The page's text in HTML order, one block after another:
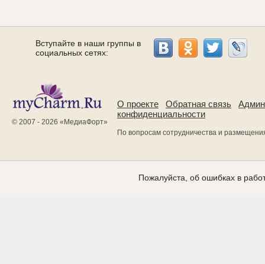
Вступайте в наши группы в
социальных сетях:
© 2007 - 2026 « МедиаФорт»
О проекте Обратная связь
конфиденциальности
По вопросам сотрудничества и
Пожалуйста, об ошибках в